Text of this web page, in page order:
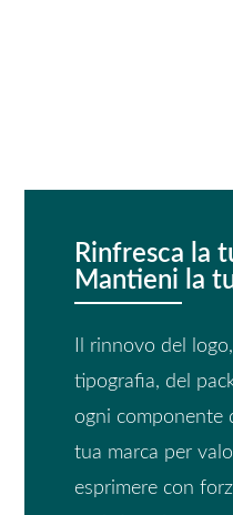
Rinfresca la
Mantieni la
Il rinnovo del
tipografia, del
ogni componente
tua marca per
esprimere con